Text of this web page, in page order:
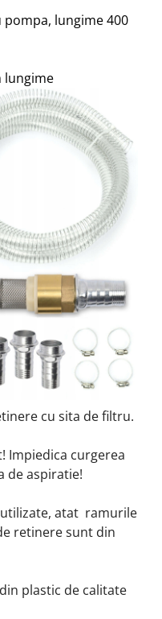
pompa, lungime 400
lungime
cu sita de filtru.
Impiedica curgerea
de aspiratie!
atat ramurile
retinere sunt din
plastic de calitate